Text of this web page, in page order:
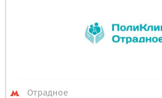
Отрадное